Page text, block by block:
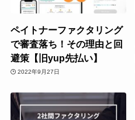
ペイトナーファクタリング
で審査落ち！その理由と回
避策【旧yup先払い】
2022年9月27日